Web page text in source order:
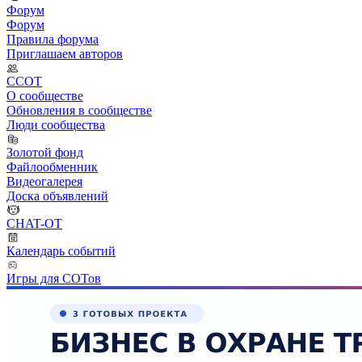
Форум
Форум
Правила форума
Приглашаем авторов
ССОТ
О сообществе
Обновления в сообществе
Люди сообщества
Золотой фонд
Файлообменник
Видеогалерея
Доска объявлений
CHAT-OT
Календарь событий
Игры для СОТов